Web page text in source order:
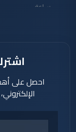
ساعة
احصل على أهم